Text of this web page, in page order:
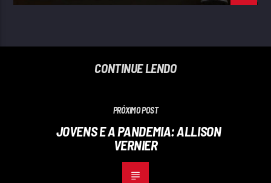
CONTINUE LENDO
PRÓXIMO POST
JOVENS E A PANDEMIA: ALLISON
VERNIER